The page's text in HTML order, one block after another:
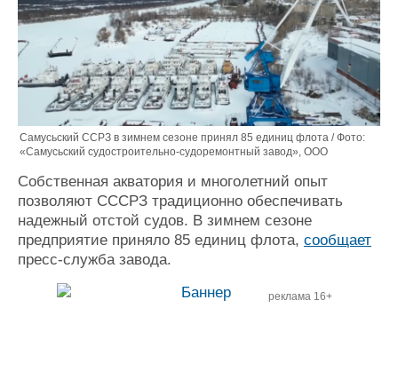
Выставки и семинары
Словарь
Галерея флота
Форум
Отзывы
Все службы
Самусьский ССРЗ в зимнем сезоне принял 85 единиц флота / Фото:
«Самусьский судостроительно-судоремонтный завод», ООО
Собственная акватория и многолетний опыт
позволяют СССРЗ традиционно обеспечивать
надежный отстой судов. В зимнем сезоне
предприятие приняло 85 единиц флота, сообщает
пресс-служба завода.
реклама 16+